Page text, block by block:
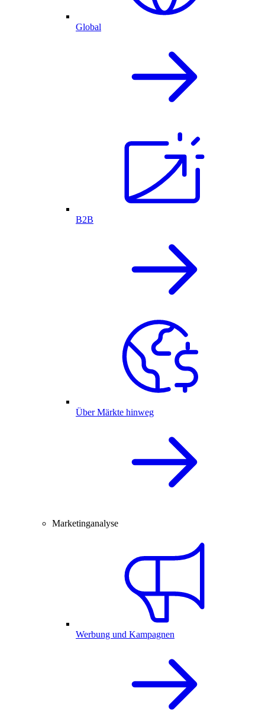
Global
B2B
Über Märkte hinweg
Marketinganalyse
Werbung und Kampagnen